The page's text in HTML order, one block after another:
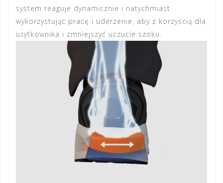
system reaguje dynamicznie i natychmiast
wykorzystując pracę i uderzenie, aby z korzyścią dla
użytkownika i zmniejszyć uczucie szoku.